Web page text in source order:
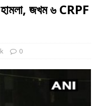
জখম ৬ CRPF
0